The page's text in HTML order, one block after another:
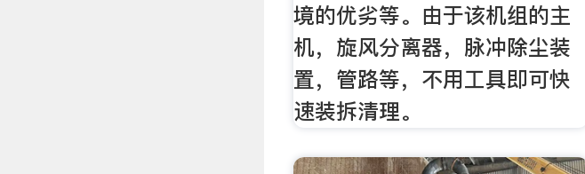
境的优劣等。由于该机组的主
机，旋风分离器，脉冲除尘装
置，管路等，不用工具即可快
速装拆清理。